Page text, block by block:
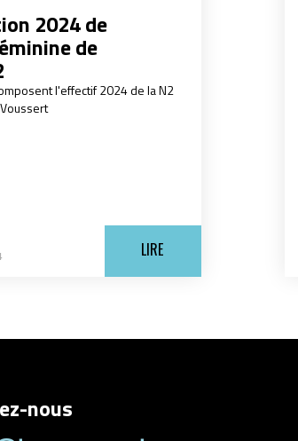
2024 de
de
l'effectif 2024 de la N2
Voussert
LIRE
nous